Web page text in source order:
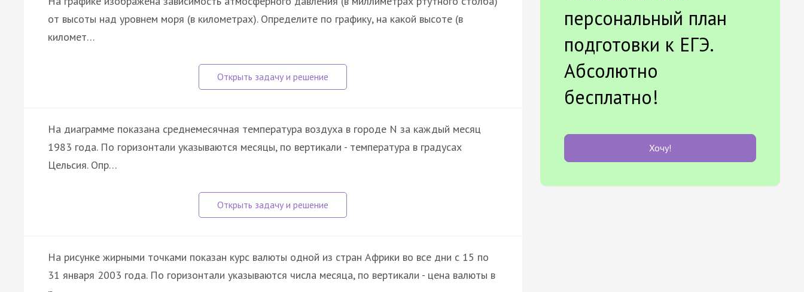
от высоты над уровнем моря (в километрах). Определите по графику, на какой высоте (в
километ…
На диаграмме показана среднемесячная температура воздуха в городе N за каждый месяц
1983 года. По горизонтали указываются месяцы, по вертикали - температура в градусах
Цельсия. Опр…
На рисунке жирными точками показан курс валюты одной из стран Африки во все дни с 15 по
31 января 2003 года. По горизонтали указываются числа месяца, по вертикали - цена валюты в
персональный план
подготовки к ЕГЭ.
Абсолютно
бесплатно!
Хочу!